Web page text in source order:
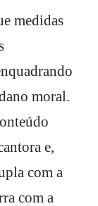
medidas
moral.
e,
com a
com a